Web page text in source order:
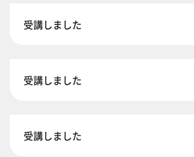
受講しました
受講しました
受講しました